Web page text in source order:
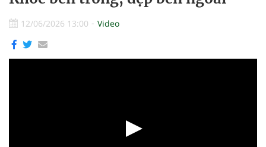
12/06/2026 13:00 Video